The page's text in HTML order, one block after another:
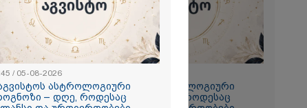
არ
6 აგვისტოს ასტროლოგიური
პროგნოზი – დღე, როდესაც
/ 05-08-2026
ასტროლოგიური
– დღე, როდესაც